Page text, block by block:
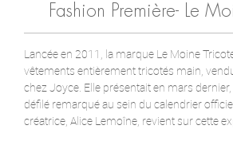
Fashion Première- Le
Lancée en 2011, la marque Le Moine
vêtements entièrement tricotés main,
chez Joyce. Elle présentait en mars
défilé remarqué au sein du calendrier
créatrice, Alice Lemoîne, revient sur cette